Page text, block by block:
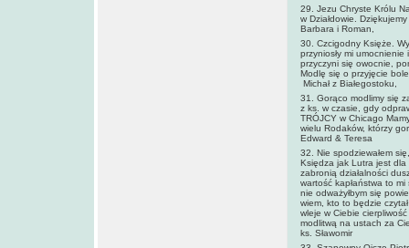
29. Jezu Chryste Królu
w Działdowie.
Barbara i Roman,
30. Czcigodny Księże.
przyniosły mi
przyczyni się owocnie,
Modlę się o przyjęcie
Michał z Białegostoku,
31. Gorąco modlimy się
z ks. w czasie, gdy
TRÓJCY w Chicago
wielu Rodaków, którzy
Edward & Teresa
32. Nie spodziewałem
Księdza jak Lutra jest dla
zabronią działalności
wartość kapłaństwa to
nie odważyłbym się
wiem, kto to będzie
wleje w Ciebie
modlitwą na ustach za
ks. Sławomir